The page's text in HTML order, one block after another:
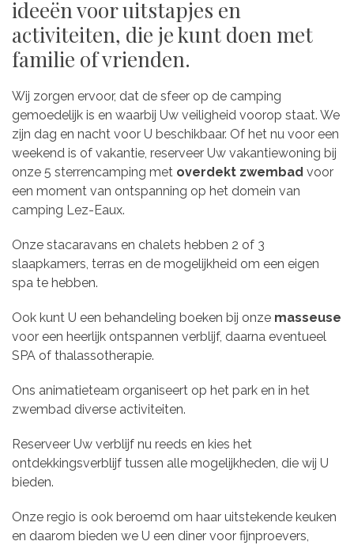
ideeën voor uitstapjes en
activiteiten, die je kunt doen met
familie of vrienden.
Wij zorgen ervoor, dat de sfeer op de camping
gemoedelijk is en waarbij Uw veiligheid voorop staat. We
zijn dag en nacht voor U beschikbaar. Of het nu voor een
weekend is of vakantie, reserveer Uw vakantiewoning bij
onze 5 sterrencamping met overdekt zwembad voor
een moment van ontspanning op het domein van
camping Lez-Eaux.
Onze stacaravans en chalets hebben 2 of 3
slaapkamers, terras en de mogelijkheid om een eigen
spa te hebben.
Ook kunt U een behandeling boeken bij onze masseuse
voor een heerlijk ontspannen verblijf, daarna eventueel
SPA of thalassotherapie.
Ons animatieteam organiseert op het park en in het
zwembad diverse activiteiten.
Reserveer Uw verblijf nu reeds en kies het
ontdekkingsverblijf tussen alle mogelijkheden, die wij U
bieden.
Onze regio is ook beroemd om haar uitstekende keuken
en daarom bieden we U een diner voor fijnproevers,